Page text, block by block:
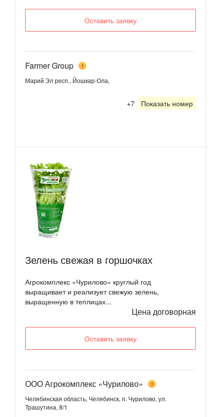
Оставить заявку
Farmer Group 1
Марий Эл респ., Йошкар-Ола,
+7 Показать номер
Зелень свежая в горшочках
Агрокомплекс «Чурилово» круглый год
выращивает и реализует свежую зелень,
выращенную в теплицах...
Цена договорная
Оставить заявку
ООО Агрокомплекс «Чурилово» 1
Челябинская область, Челябинск, п. Чурилово, ул.
Трашутина, 8/1